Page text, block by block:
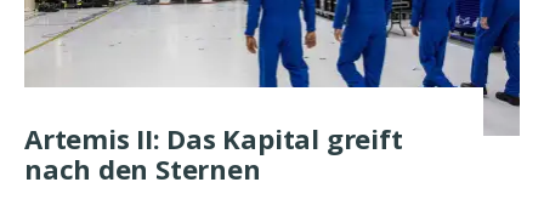
Artemis II: Das Kapital greift
nach den Sternen